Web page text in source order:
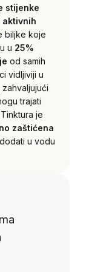
stijenke
aktivnih
biljke koje
u 25%
od samih
vidljiviji u
trajati
Tinktura je
zaštićena
u vodu